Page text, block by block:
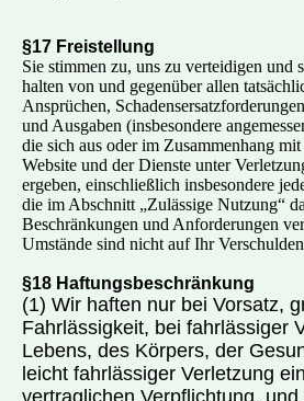
§17 Freistellung
Sie stimmen zu, uns zu verteidigen und
halten von und gegenüber allen
Ansprüchen,
und Ausgaben (insbesondere
die sich aus oder im Zusammenhang
Website und der Dienste unter
ergeben, einschließlich insbesondere
die im Abschnitt „Zulässige Nutzung“
Beschränkungen und Anforderungen
Umstände sind nicht auf Ihr
§18 Haftungsbeschränkung
(1) Wir haften nur bei Vorsatz,
Fahrlässigkeit, bei fahrlässiger
Lebens, des Körpers, der
leicht fahrlässiger Verletzung
vertraglichen Verpflichtung,